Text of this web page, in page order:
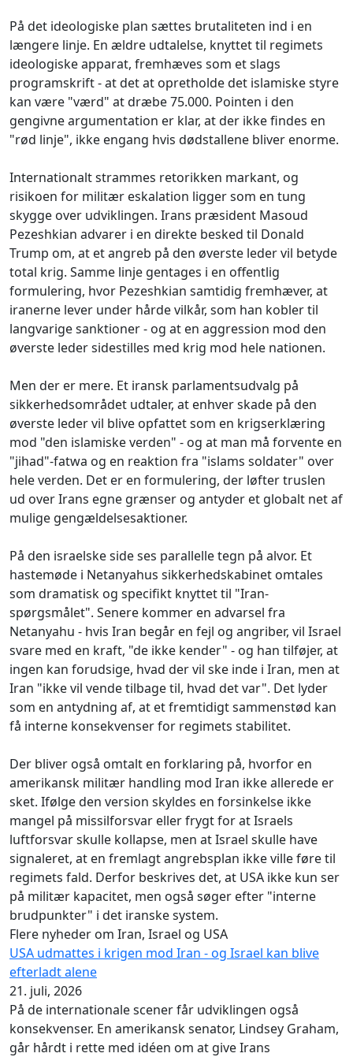
På det ideologiske plan sættes brutaliteten ind i en
længere linje. En ældre udtalelse, knyttet til regimets
ideologiske apparat, fremhæves som et slags
programskrift - at det at opretholde det islamiske styre
kan være "værd" at dræbe 75.000. Pointen i den
gengivne argumentation er klar, at der ikke findes en
"rød linje", ikke engang hvis dødstallene bliver enorme.
Internationalt strammes retorikken markant, og
risikoen for militær eskalation ligger som en tung
skygge over udviklingen. Irans præsident Masoud
Pezeshkian advarer i en direkte besked til Donald
Trump om, at et angreb på den øverste leder vil betyde
total krig. Samme linje gentages i en offentlig
formulering, hvor Pezeshkian samtidig fremhæver, at
iranerne lever under hårde vilkår, som han kobler til
langvarige sanktioner - og at en aggression mod den
øverste leder sidestilles med krig mod hele nationen.
Men der er mere. Et iransk parlamentsudvalg på
sikkerhedsområdet udtaler, at enhver skade på den
øverste leder vil blive opfattet som en krigserklæring
mod "den islamiske verden" - og at man må forvente en
"jihad"-fatwa og en reaktion fra "islams soldater" over
hele verden. Det er en formulering, der løfter truslen
ud over Irans egne grænser og antyder et globalt net af
mulige gengældelsesaktioner.
På den israelske side ses parallelle tegn på alvor. Et
hastemøde i Netanyahus sikkerhedskabinet omtales
som dramatisk og specifikt knyttet til "Iran-
spørgsmålet". Senere kommer en advarsel fra
Netanyahu - hvis Iran begår en fejl og angriber, vil Israel
svare med en kraft, "de ikke kender" - og han tilføjer, at
ingen kan forudsige, hvad der vil ske inde i Iran, men at
Iran "ikke vil vende tilbage til, hvad det var". Det lyder
som en antydning af, at et fremtidigt sammenstød kan
få interne konsekvenser for regimets stabilitet.
Der bliver også omtalt en forklaring på, hvorfor en
amerikansk militær handling mod Iran ikke allerede er
sket. Ifølge den version skyldes en forsinkelse ikke
mangel på missilforsvar eller frygt for at Israels
luftforsvar skulle kollapse, men at Israel skulle have
signaleret, at en fremlagt angrebsplan ikke ville føre til
regimets fald. Derfor beskrives det, at USA ikke kun ser
på militær kapacitet, men også søger efter "interne
brudpunkter" i det iranske system.
Flere nyheder om Iran, Israel og USA
USA udmattes i krigen mod Iran - og Israel kan blive
efterladt alene
21. juli, 2026
På de internationale scener får udviklingen også
konsekvenser. En amerikansk senator, Lindsey Graham,
går hårdt i rette med idéen om at give Irans